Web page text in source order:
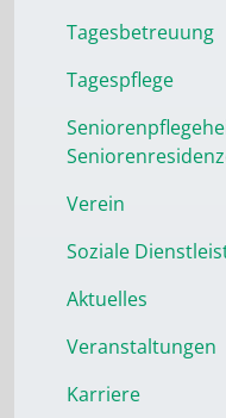
Tagesbetreuung
Tagespflege
Verein
Soziale
Aktuelles
Veranstaltungen
Karriere